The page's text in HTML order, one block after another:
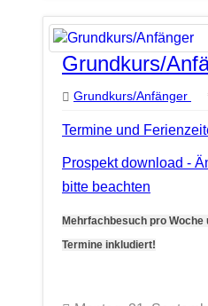
Grundkurs/
Grundkurs/Anfänger
Termine und
Prospekt download -
bitte beachten
Mehrfachbesuch pro
Termine inkludiert!